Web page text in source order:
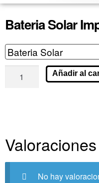
Bateria Solar
Añadir al
Valoraciones
No hay